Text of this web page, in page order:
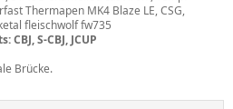
Thermapen MK4 Blaze LE, CSG,
fleischwolf fw735
CBJ, S-CBJ, JCUP
Brücke.